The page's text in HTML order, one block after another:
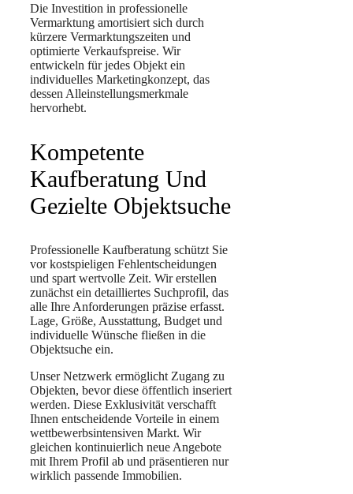
Die Investition in professionelle
Vermarktung amortisiert sich durch
kürzere Vermarktungszeiten und
optimierte Verkaufspreise. Wir
entwickeln für jedes Objekt ein
individuelles Marketingkonzept, das
dessen Alleinstellungsmerkmale
hervorhebt.
Kompetente
Kaufberatung Und
Gezielte Objektsuche
Professionelle Kaufberatung schützt Sie
vor kostspieligen Fehlentscheidungen
und spart wertvolle Zeit. Wir erstellen
zunächst ein detailliertes Suchprofil, das
alle Ihre Anforderungen präzise erfasst.
Lage, Größe, Ausstattung, Budget und
individuelle Wünsche fließen in die
Objektsuche ein.
Unser Netzwerk ermöglicht Zugang zu
Objekten, bevor diese öffentlich inseriert
werden. Diese Exklusivität verschafft
Ihnen entscheidende Vorteile in einem
wettbewerbsintensiven Markt. Wir
gleichen kontinuierlich neue Angebote
mit Ihrem Profil ab und präsentieren nur
wirklich passende Immobilien.